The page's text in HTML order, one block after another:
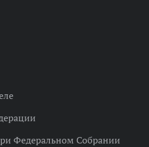
Федеральном Собрании